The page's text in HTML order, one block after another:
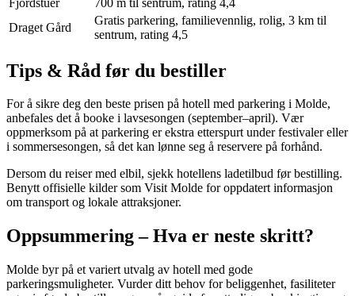
Draget Gård
Gratis parkering, familievennlig, rolig, 3 km til
sentrum, rating 4,5
Tips & Råd før du bestiller
For å sikre deg den beste prisen på hotell med parkering i Molde,
anbefales det å booke i lavsesongen (september–april). Vær
oppmerksom på at parkering er ekstra etterspurt under festivaler eller
i sommersesongen, så det kan lønne seg å reservere på forhånd.
Dersom du reiser med elbil, sjekk hotellens ladetilbud før bestilling.
Benytt offisielle kilder som Visit Molde for oppdatert informasjon
om transport og lokale attraksjoner.
Oppsummering – Hva er neste skritt?
Molde byr på et variert utvalg av hotell med gode
parkeringsmuligheter. Vurder ditt behov for beliggenhet, fasiliteter